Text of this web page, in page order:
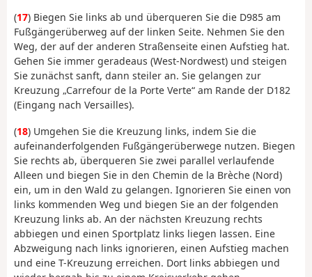
(17) Biegen Sie links ab und überqueren Sie die D985 am
Fußgängerüberweg auf der linken Seite. Nehmen Sie den
Weg, der auf der anderen Straßenseite einen Aufstieg hat.
Gehen Sie immer geradeaus (West-Nordwest) und steigen
Sie zunächst sanft, dann steiler an. Sie gelangen zur
Kreuzung „Carrefour de la Porte Verte“ am Rande der D182
(Eingang nach Versailles).
(18) Umgehen Sie die Kreuzung links, indem Sie die
aufeinanderfolgenden Fußgängerüberwege nutzen. Biegen
Sie rechts ab, überqueren Sie zwei parallel verlaufende
Alleen und biegen Sie in den Chemin de la Brèche (Nord)
ein, um in den Wald zu gelangen. Ignorieren Sie einen von
links kommenden Weg und biegen Sie an der folgenden
Kreuzung links ab. An der nächsten Kreuzung rechts
abbiegen und einen Sportplatz links liegen lassen. Eine
Abzweigung nach links ignorieren, einen Aufstieg machen
und eine T-Kreuzung erreichen. Dort links abbiegen und